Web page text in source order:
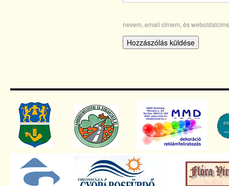
nevem, email címem, és